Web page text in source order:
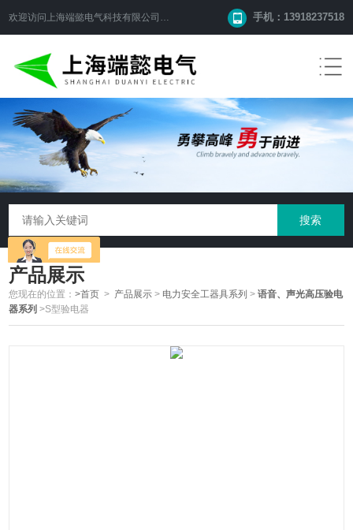
欢迎访问 上海端懿电气科技有限公司 网站！ 手机：13918237518
产品展示
您现在的位置：>首页 > 产品展示 > 电力安全工器具系列 >语音、声光高压验电
器系列 >S型验电器